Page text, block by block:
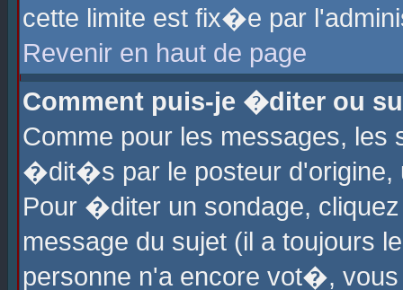
cette limite est fix�e par
Revenir en haut de page
Comment puis-je �diter ou
Comme pour les messages,
�dit�s par le posteur d'origine,
Pour �diter un sondage,
message du sujet (il a toujours
personne n'a encore vot�,